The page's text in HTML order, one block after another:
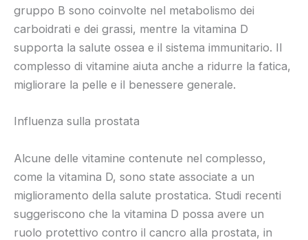
gruppo B sono coinvolte nel metabolismo dei
carboidrati e dei grassi, mentre la vitamina D
supporta la salute ossea e il sistema immunitario. Il
complesso di vitamine aiuta anche a ridurre la fatica,
migliorare la pelle e il benessere generale.
Influenza sulla prostata
Alcune delle vitamine contenute nel complesso,
come la vitamina D, sono state associate a un
miglioramento della salute prostatica. Studi recenti
suggeriscono che la vitamina D possa avere un
ruolo protettivo contro il cancro alla prostata, in